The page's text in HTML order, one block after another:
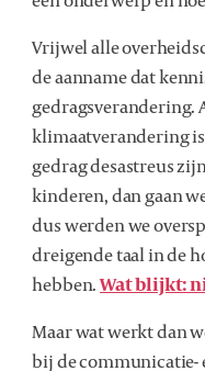
Vrijwel alle
de aanname dat
gedragsverandering.
klimaatverandering is
gedrag desastreus
kinderen, dan gaan
dus werden we
dreigende taal in de
hebben.Wat blijkt:
Maar wat werkt dan
bij de communicatie-